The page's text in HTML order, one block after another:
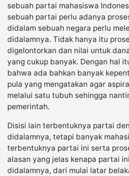
sebuah partai mahasiswa
sebuah partai perlu adanya
didalam sebuah negara perlu
didalamnya. Tidak hanya itu
digelontorkan dan nilai untuk
yang cukup banyak. Dengan hal
bahwa ada bahkan banyak
pula yang mengatakan agar
melalui satu tubuh sehingga
pemerintah.
Disisi lain terbentuknya partai
didalamnya, tetapi banyak
terbentuknya partai ini serta
alasan yang jelas kenapa partai
didalamnya, dari mulai latar